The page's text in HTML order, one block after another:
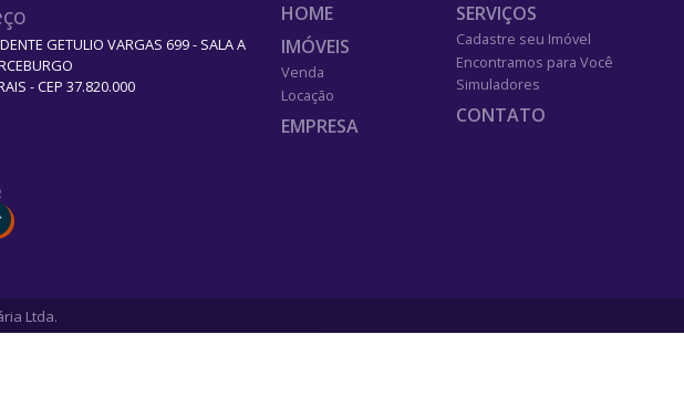
GETULIO VARGAS 699 - SALA A
- CEP 37.820.000
HOME
IMÓVEIS
Venda
Locação
EMPRESA
SERVIÇOS
Cadastre seu Imóvel
Encontramos para Você
Simuladores
CONTATO
Ltda.